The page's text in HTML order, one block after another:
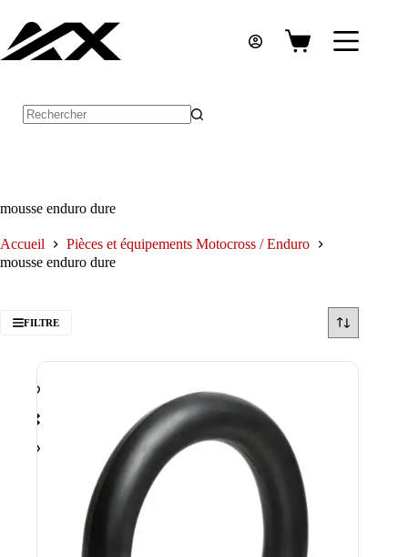
contenu
Panier
mousse enduro dure
Accueil
Pièces et équipements Motocross / Enduro
mousse enduro dure
FILTRE